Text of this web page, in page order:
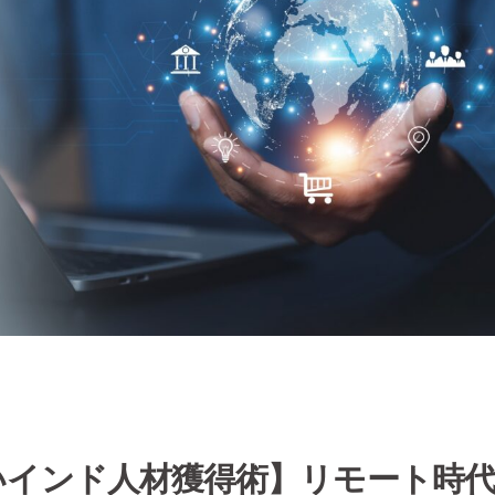
ンド人材獲得術】リモート時